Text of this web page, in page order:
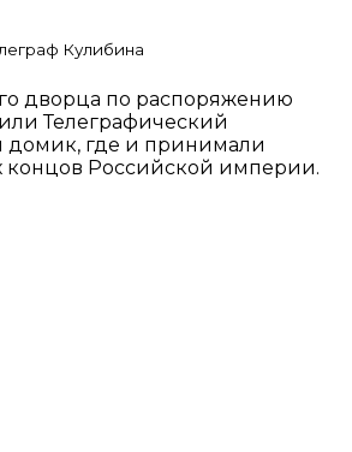
Кулибина
дворца по распоряжению
Телеграфический
домик, где и принимали
концов Российской империи.